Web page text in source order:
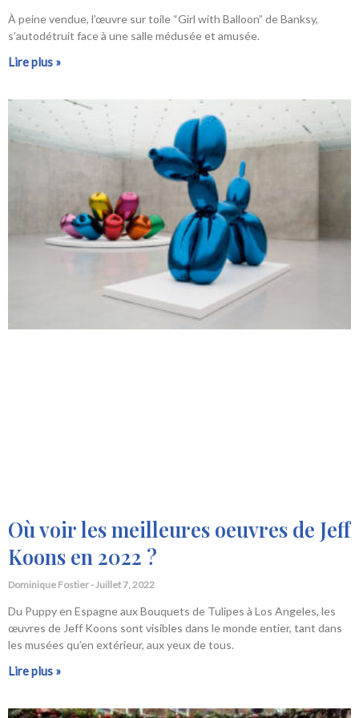
À peine vendue, l’œuvre sur toile “Girl with Balloon” de Banksy,
s’autodétruit face à une salle médusée et amusée.
Lire plus »
Où voir les meilleures oeuvres de Jeff
Koons en 2022 ?
Dominique Fostier Juillet 7, 2022
Du Puppy en Espagne aux Bouquets de Tulipes à Los Angeles, les
œuvres de Jeff Koons sont visibles dans le monde entier, tant dans
les musées qu’en extérieur, aux yeux de tous.
Lire plus »